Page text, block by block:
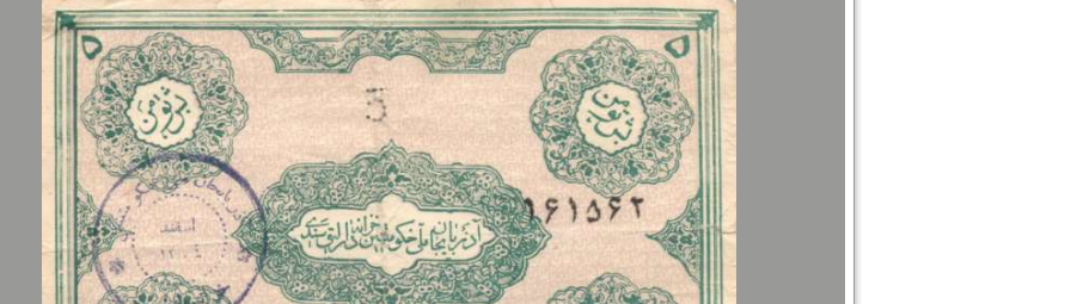
Sie hier.